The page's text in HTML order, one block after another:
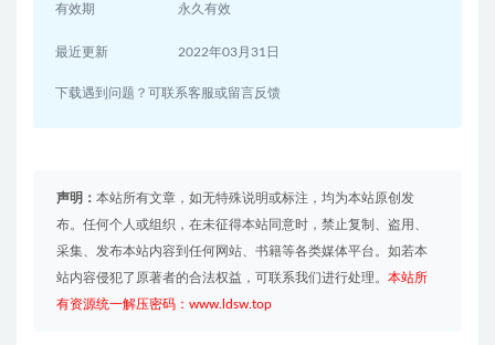
有效期 永久有效
最近更新 2022年03月31日
下载遇到问题？可联系客服或留言反馈
声明： 本站所有文章，如无特殊说明或标注，均为本站原创发
布。任何个人或组织，在未征得本站同意时，禁止复制、盗用、
采集、发布本站内容到任何网站、书籍等各类媒体平台。如若本
站内容侵犯了原著者的合法权益，可联系我们进行处理。 本站所
有资源统一解压密码：www.ldsw.top